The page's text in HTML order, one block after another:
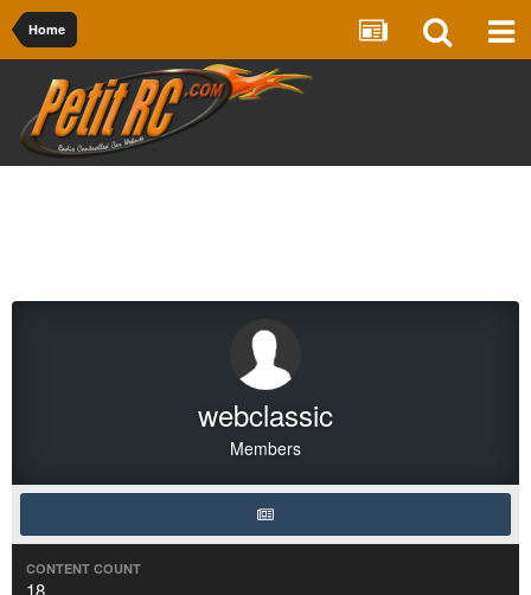
Home
webclassic
Members
CONTENT COUNT
18